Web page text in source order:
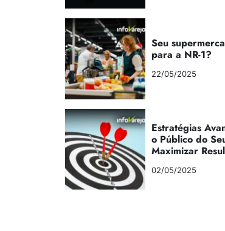
Seu
para a NR-1?
22/05/2025
Estratégias
o Público do
Maximizar
02/05/2025